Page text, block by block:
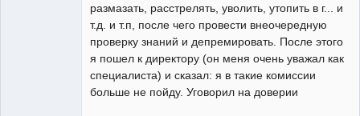
размазать, расстрелять, уволить, утопить в г... и
т.д. и т.п, после чего провести внеочередную
проверку знаний и депремировать. После этого
я пошел к директору (он меня очень уважал как
специалиста) и сказал: я в такие комиссии
больше не пойду. Уговорил на доверии